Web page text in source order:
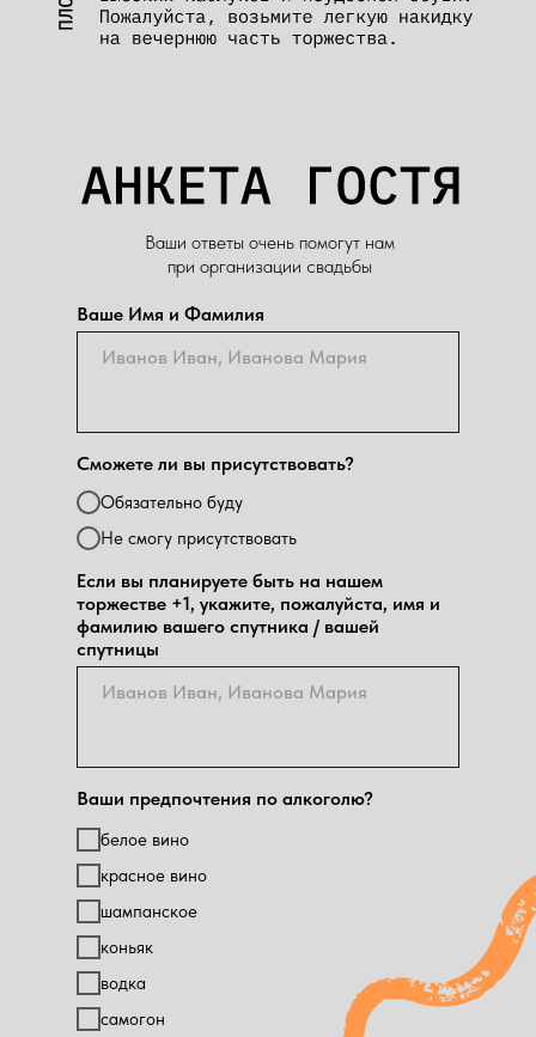
Ваши ответы очень помогут нам
при организации свадьбы
Ваше Имя и Фамилия
Сможете ли вы присутствовать?
Обязательно буду
Не смогу присутствовать
Если вы планируете быть на нашем
торжестве +1, укажите, пожалуйста, имя и
фамилию вашего спутника / вашей
спутницы
Ваши предпочтения по алкоголю?
белое вино
красное вино
шампанское
коньяк
водка
самогон